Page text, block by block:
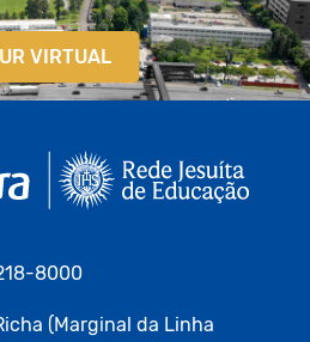
VIRTUAL
8000
(Marginal da Linha